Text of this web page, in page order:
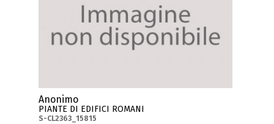
Anonimo
PIANTE DI EDIFICI ROMANI
S-CL2363_15815